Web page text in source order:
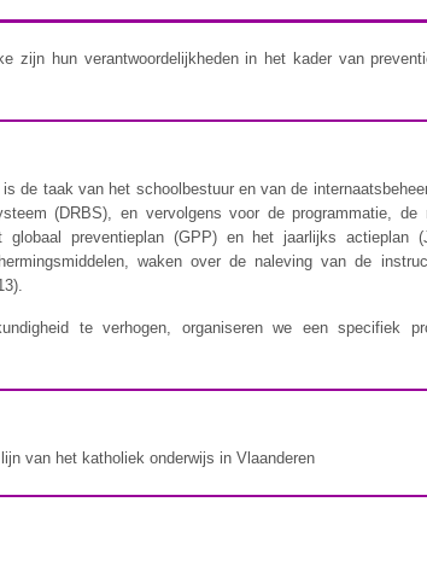
zijn hun verantwoordelijkheden in het kader van
de taak van het schoolbestuur en van de
(DRBS), en vervolgens voor de programmatie,
preventieplan (GPP) en het jaarlijks actieplan
waken over de naleving van de
te verhogen, organiseren we een specifiek
van het katholiek onderwijs in Vlaanderen